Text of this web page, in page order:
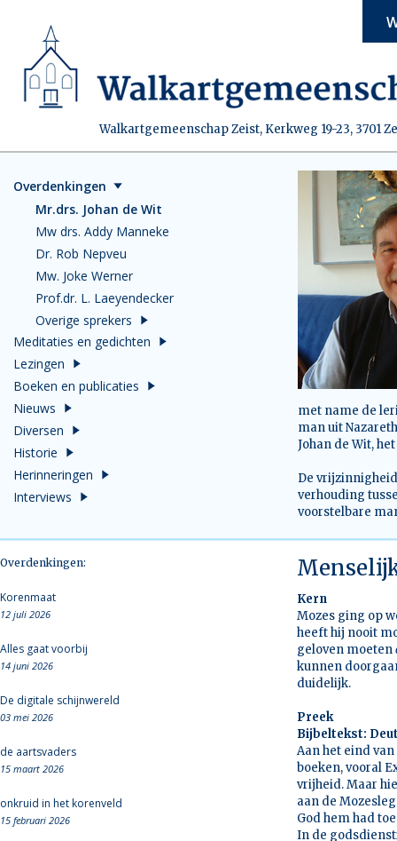
Walkartgemeenschap Zeist, Kerkweg 19-23, 3701
Overdenkingen
Mr.drs. Johan de Wit
Mw drs. Addy Manneke
Dr. Rob Nepveu
Mw. Joke Werner
Prof.dr. L. Laeyendecker
Overige sprekers
Meditaties en gedichten
Lezingen
Boeken en publicaties
Nieuws
Diversen
Historie
Herinneringen
Interviews
met name de
man uit
Johan de Wit,
De
verhouding
voorstelbare
Overdenkingen:
Korenmaat
12 juli 2026
Alles gaat voorbij
14 juni 2026
De digitale schijnwereld
03 mei 2026
de aartsvaders
15 maart 2026
onkruid in het korenveld
15 februari 2026
Kern
Mozes ging op
heeft hij nooit
geloven moeten
kunnen
duidelijk.
Preek
Bijbeltekst:
Aan het eind
boeken, vooral
vrijheid. Maar
aan de
God hem had
In de